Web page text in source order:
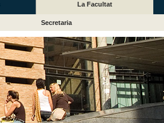
La Facultat
Secretaria